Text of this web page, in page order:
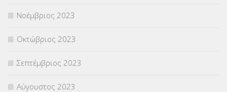
Νοέμβριος 2023
Οκτώβριος 2023
Σεπτέμβριος 2023
Αύγουστος 2023